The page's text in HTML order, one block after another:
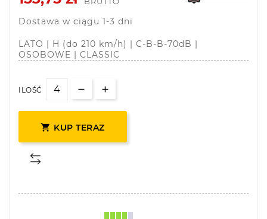
Dostawa w ciągu 1-3 dni
LATO | H (do 210 km/h) | C-B-B-70dB |
OSOBOWE | CLASSIC
ILOŚĆ
 KUP TERAZ